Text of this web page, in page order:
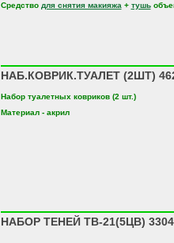
Средство для снятия макияжа + тушь
НАБ.КОВРИК.ТУАЛЕТ (2ШТ)
Набор туалетных ковриков (2 шт.)
Материал - акрил
НАБОР ТЕНЕЙ ТВ-21(5ЦВ)